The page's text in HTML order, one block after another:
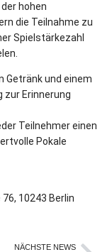
hohen
die Teilnahme zu
Spielstärkezahl
Getränk und einem
zur Erinnerung
Teilnehmer einen
Pokale
10243 Berlin
NÄCHSTE NEWS